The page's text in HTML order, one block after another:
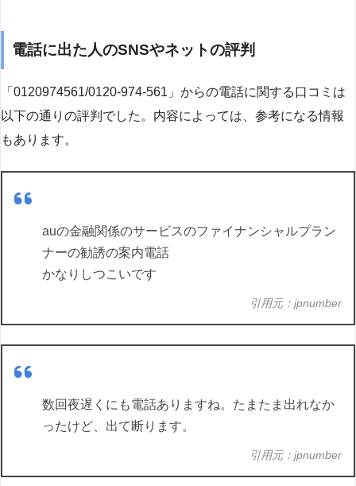
電話に出た人のSNSやネットの評判
「0120974561/0120-974-561」からの電話に関する口コミは
以下の通りの評判でした。内容によっては、参考になる情報
もあります。
auの金融関係のサービスのファイナンシャルプラン
ナーの勧誘の案内電話
かなりしつこいです
引用元：jpnumber
数回夜遅くにも電話ありますね。たまたま出れなか
ったけど、出て断ります。
引用元：jpnumber